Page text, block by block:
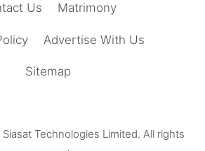
Matrimony
Us
Advertise With Us
Sitemap
Technologies Limited. All rights